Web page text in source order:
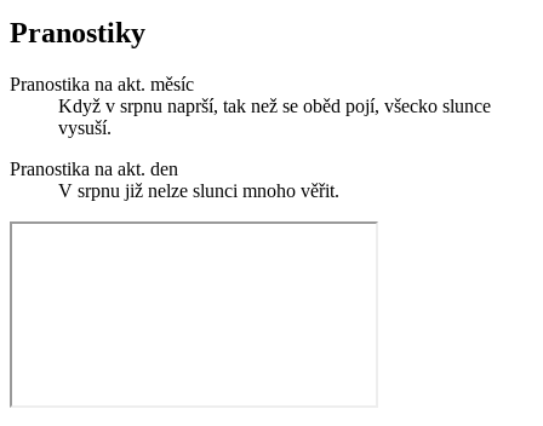
Pranostiky
Pranostika na akt. měsíc
Když v srpnu naprší, tak než se oběd pojí, všecko slunce
vysuší.
Pranostika na akt. den
V srpnu již nelze slunci mnoho věřit.